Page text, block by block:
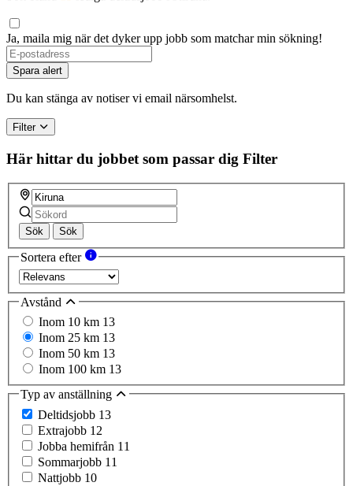
Ja, maila mig när det dyker upp jobb som matchar min sökning!
If
you
are
a
ignore
this
field
Spara alert
Du kan stänga av notiser vi email närsomhelst.
Filter
Här hittar du jobbet som passar dig Filter
Sök Sök
Sortera efter
Avstånd
Inom 10 km 13
Inom 25 km 13
Inom 50 km 13
Inom 100 km 13
Typ av anställning
Deltidsjobb 13
Extrajobb 12
Jobba hemifrån 11
Sommarjobb 11
Nattjobb 10